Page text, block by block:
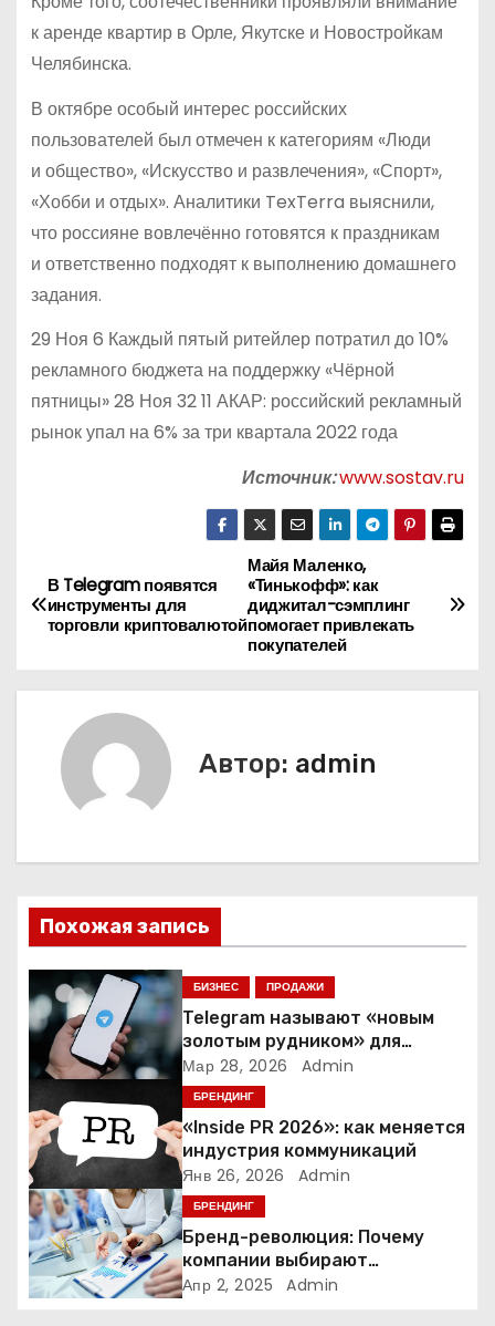
к аренде квартир в Орле, Якутске и Новостройкам
Челябинска.
В октябре особый интерес российских
пользователей был отмечен к категориям «Люди
и общество», «Искусство и развлечения», «Спорт»,
«Хобби и отдых». Аналитики TexTerra выяснили,
что россияне вовлечённо готовятся к праздникам
и ответственно подходят к выполнению домашнего
задания.
29 Ноя 6 Каждый пятый ритейлер потратил до 10%
рекламного бюджета на поддержку «Чёрной
пятницы» 28 Ноя 32 11 АКАР: российский рекламный
рынок упал на 6% за три квартала 2022 года
Источник:www.sostav.ru
Н
а
ц
и
я
п
о
з
а
п
и
с
Майя Маленко,
«Тинькофф»: как
диджитал-сэмплинг
помогает привлекать
покупателей
В Telegram появятся
инструменты для
торговли криптовалютой
Автор: admin
Похожая запись
БИЗНЕС ПРОДАЖИ
Telegram называют «новым
золотым рудником» для
креаторов: как блогеры
создают онлайн-бизнес
Мар 28, 2026 Admin
БРЕНДИНГ
«Inside PR 2026»: как меняется
индустрия коммуникаций
Янв 26, 2026 Admin
БРЕНДИНГ
Бренд-революция: Почему
компании выбирают
адаптивные логотипы?
Апр 2, 2025 Admin